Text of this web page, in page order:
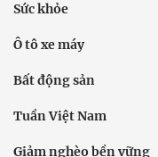
Sức khỏe
Ô tô xe máy
Bất động sản
Tuần Việt Nam
Giảm nghèo bền vững